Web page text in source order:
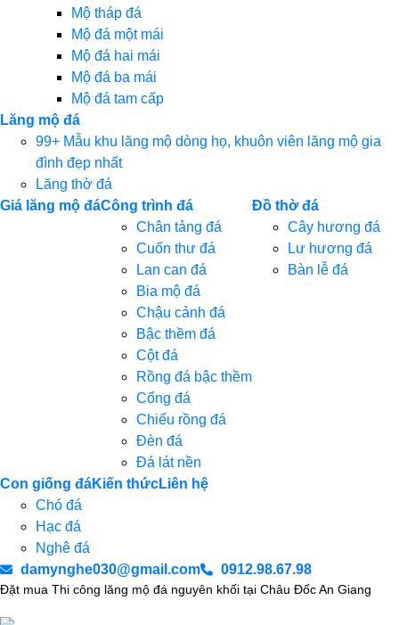
Mộ tháp đá
Mộ đá một mái
Mộ đá hai mái
Mộ đá ba mái
Mộ đá tam cấp
Lăng mộ đá
99+ Mẫu khu lăng mộ dòng họ, khuôn viên lăng mộ gia
đình đẹp nhất
Lăng thờ đá
Giá lăng mộ đáCông trình đá
Chân tảng đá
Cuốn thư đá
Lan can đá
Bia mộ đá
Chậu cảnh đá
Bậc thềm đá
Cột đá
Rồng đá bậc thềm
Cổng đá
Chiếu rồng đá
Đèn đá
Đá lát nền
Đồ thờ đá
Cây hương đá
Lư hương đá
Bàn lễ đá
Con giống đá
Chó đá
Hạc đá
Nghê đá
Kiến thứcLiên hệ
damynghe030@gmail.com 0912.98.67.98
Đặt mua Thi công lăng mộ đá nguyên khối tại Châu Đốc An Giang